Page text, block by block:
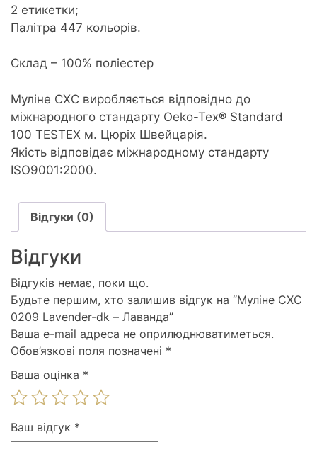
2 етикетки;
Палітра 447 кольорів.
Склад – 100% поліестер
Муліне CXC виробляється відповідно до
міжнародного стандарту Oeko-Tex® Standard
100 TESTEX м. Цюріх Швейцарія.
Якість відповідає міжнародному стандарту
ISO9001:2000.
Відгуки (0)
Відгуки
Відгуків немає, поки що.
Будьте першим, хто залишив відгук на “Муліне СХС
0209 Lavender-dk – Лаванда”
Ваша e-mail адреса не оприлюднюватиметься.
Обов’язкові поля позначені *
Ваша оцінка *
Ваш відгук *